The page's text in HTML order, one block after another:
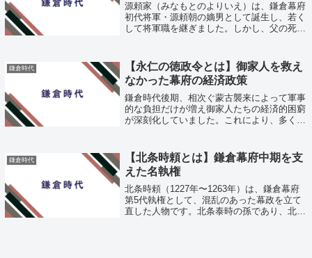
源頼家（みなもとのよりいえ）は、鎌倉幕府
初代将軍・源頼朝の嫡男として誕生し、若く
して将軍職を継ぎました。しかし、父の死
の死を遂げます。源頼家の短く波乱に満ちた
生涯...
鎌倉時代
【永仁の徳政令とは】御家人を救え
なかった幕府の経済政策
鎌倉時代後期、相次ぐ蒙古襲来によって軍事
的な負担だけが増え御家人たちの経済的困窮
が深刻化していました。これにより、多くの
うした状況に対して、鎌倉幕府は1297年...
鎌倉時代
【北条時頼とは】鎌倉幕府中期を支
えた名執権
北条時頼（1227年〜1263年）は、鎌倉幕府
第5代執権として、混乱のあった幕政を立て
直した人物です。北条泰時の孫であり、北条